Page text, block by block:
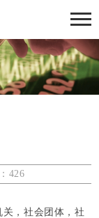
426
，社会团体，社